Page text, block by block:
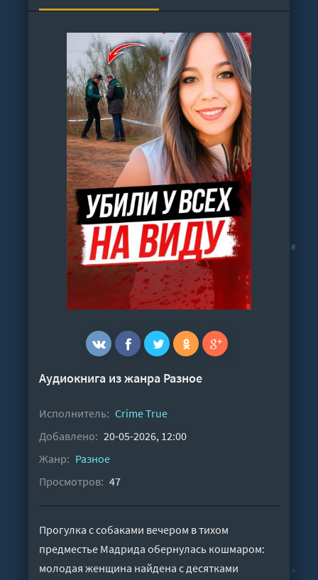
АУДИОКНИГЕ
Аудиокнига из жанра Разное
Исполнитель: Crime True
Добавлено: 20-05-2026, 12:00
Жанр: Разное
Просмотров: 47
Прогулка с собаками вечером в тихом
предместье Мадрида обернулась кошмаром:
молодая женщина найдена с десятками